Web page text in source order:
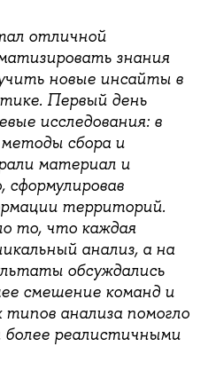
отличной
знания
новые инсайты в
Первый день
исследования: в
сбора и
материал и
сформулировав
территорий.
то, что каждая
анализ, а на
обсуждались
смешение команд и
типов анализа помогло
реалистичными